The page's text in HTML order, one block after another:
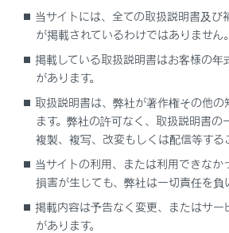
リヤシートの背もたれを倒す
合わせて見られているページ
バックドアの機能と働き
当サイトには、全ての取扱説明書及び
が掲載されているわけではありません。
掲載している取扱説明書はお客様の年
があります。
取扱説明書は、弊社が著作権その他の
ます。弊社の許可なく、取扱説明書の
複製、複写、改変もしくは配信等する
当サイトの利用、または利用できなか
損害が生じても、弊社は一切責任を負
掲載内容は予告なく変更、またはサー
があります。